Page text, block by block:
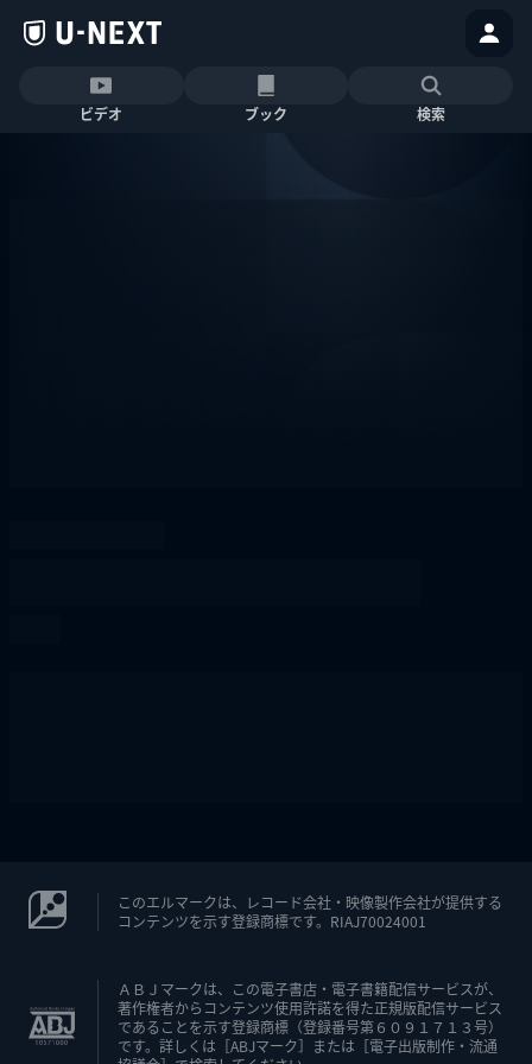
ビデオ ブック 検索
このエルマークは、レコード会社・映像製作会社が提供する
コンテンツを示す登録商標です。RIAJ70024001
ＡＢＪマークは、この電子書店・電子書籍配信サービスが、
著作権者からコンテンツ使用許諾を得た正規版配信サービス
であることを示す登録商標（登録番号第６０９１７１３号）
です。詳しくは［ABJマーク］または［電子出版制作・流通